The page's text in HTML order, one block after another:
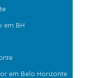
em BH
em Belo Horizonte